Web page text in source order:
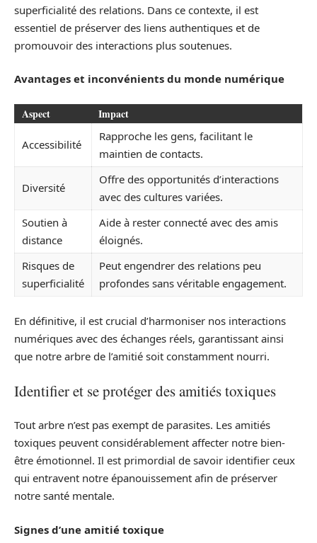
superficialité des relations. Dans ce contexte, il est
essentiel de préserver des liens authentiques et de
promouvoir des interactions plus soutenues.
Avantages et inconvénients du monde numérique
Aspect Impact
Accessibilité
Rapproche les gens, facilitant le
maintien de contacts.
Diversité
Offre des opportunités d’interactions
avec des cultures variées.
Soutien à
distance
Aide à rester connecté avec des amis
éloignés.
Risques de
superficialité
Peut engendrer des relations peu
profondes sans véritable engagement.
En définitive, il est crucial d’harmoniser nos interactions
numériques avec des échanges réels, garantissant ainsi
que notre arbre de l’amitié soit constamment nourri.
Identifier et se protéger des amitiés toxiques
Tout arbre n’est pas exempt de parasites. Les amitiés
toxiques peuvent considérablement affecter notre bien-
être émotionnel. Il est primordial de savoir identifier ceux
qui entravent notre épanouissement afin de préserver
notre santé mentale.
Signes d’une amitié toxique